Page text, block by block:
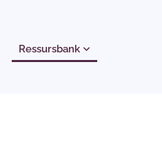
Ressursbank